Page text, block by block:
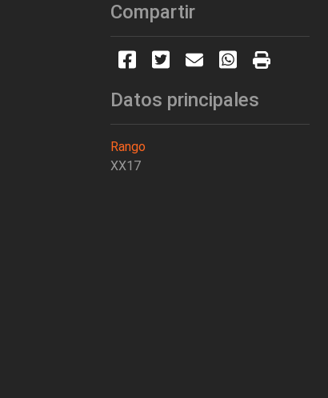
Compartir
Datos principales
Rango
XX17